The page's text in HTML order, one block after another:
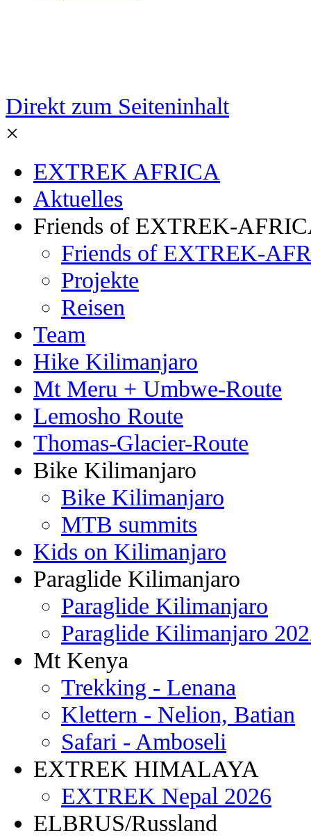
Direkt zum Seiteninhalt
×
EXTREK AFRICA
Aktuelles
Friends of EXTREK-
Friends of EXTREK-
Projekte
Reisen
Team
Hike Kilimanjaro
Mt Meru + Umbwe-Route
Lemosho Route
Thomas-Glacier-Route
Bike Kilimanjaro
Bike Kilimanjaro
MTB summits
Kids on Kilimanjaro
Paraglide Kilimanjaro
Paraglide Kilimanjaro
Paraglide Kilimanjaro
Mt Kenya
Trekking - Lenana
Klettern - Nelion, Batian
Safari - Amboseli
EXTREK HIMALAYA
EXTREK Nepal 2026
ELBRUS/Russland